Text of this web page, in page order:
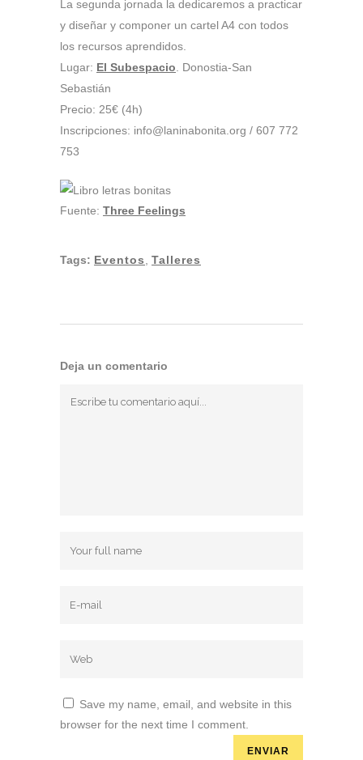
La segunda jornada la dedicaremos a practicar
y diseñar y componer un cartel A4 con todos
los recursos aprendidos.
Lugar: El Subespacio . Donostia-San
Sebastián
Precio: 25€ (4h)
Inscripciones: info@laninabonita.org / 607 772
753
Fuente: Three Feelings
Tags: Eventos Talleres
Deja un comentario
Save my name, email, and website in this
browser for the next time I comment.